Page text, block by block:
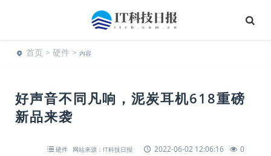
首页 > 硬件 > 内容
好声音不同凡响，泥炭耳机618重磅
新品来袭
硬件 网站来源：IT科技日报 2022-06-02 12:06:16 0